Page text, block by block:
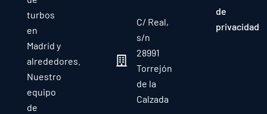
turbos
en
Madrid y
alrededores.
Nuestro
equipo
de
C/ Real,
s/n
28991
Torrejón
de la
Calzada
de
privacidad